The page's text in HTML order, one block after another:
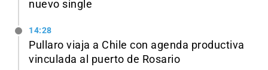
nuevo single
14:28
Pullaro viaja a Chile con agenda productiva
vinculada al puerto de Rosario